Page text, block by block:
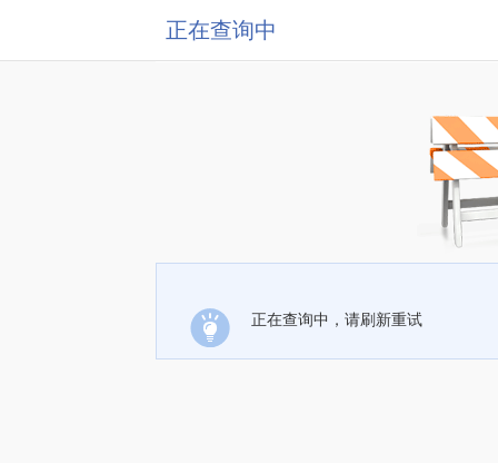
正在查询中
正在查询中，请刷新重试